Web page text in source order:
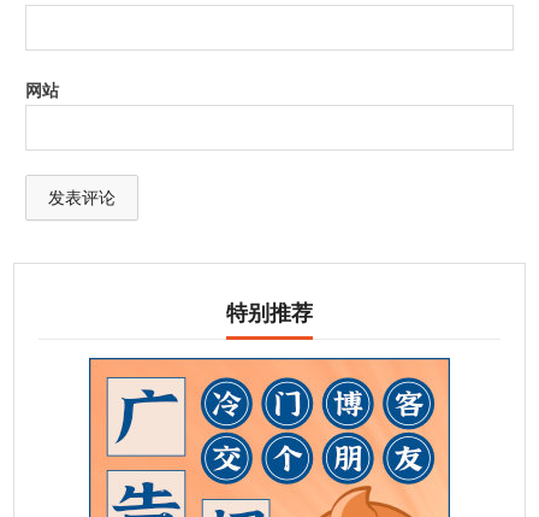
网站
特别推荐